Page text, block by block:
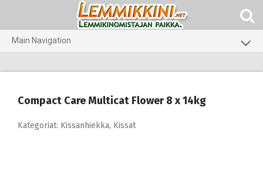
Main Navigation
Pieneläimet
Compact Care Multicat Flower 8 x 14kg
Kategoriat: Kissanhiekka, Kissat